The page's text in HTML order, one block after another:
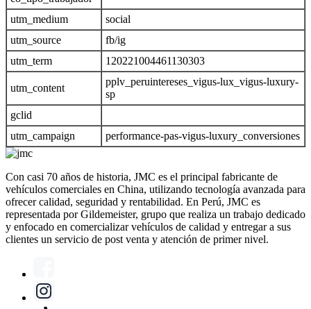
utm_medium
social
utm_source
fb/ig
utm_term
120221004461130303
utm_content
pplv_peruintereses_vigus-lux_vigus-luxury-
sp
gclid
utm_campaign
performance-pas-vigus-luxury_conversiones
Con casi 70 años de historia, JMC es el principal fabricante de
vehículos comerciales en China, utilizando tecnología avanzada para
ofrecer calidad, seguridad y rentabilidad. En Perú, JMC es
representada por Gildemeister, grupo que realiza un trabajo dedicado
y enfocado en comercializar vehículos de calidad y entregar a sus
clientes un servicio de post venta y atención de primer nivel.